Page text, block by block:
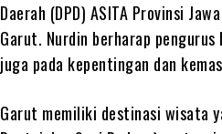
Daerah (DPD) ASITA Provinsi
Garut. Nurdin berharap
juga pada kepentingan dan
Garut memiliki destinasi wisata